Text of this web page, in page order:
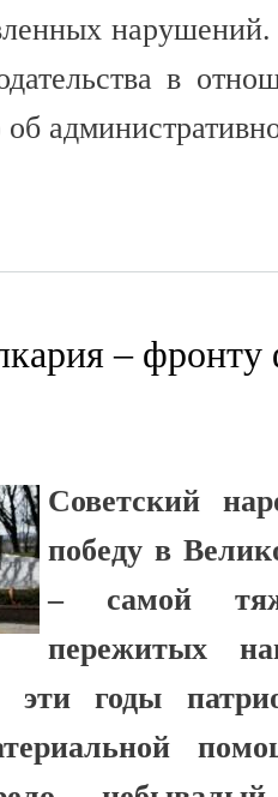
в
об
–
Советский
победу в
– самой
пережитых
годы